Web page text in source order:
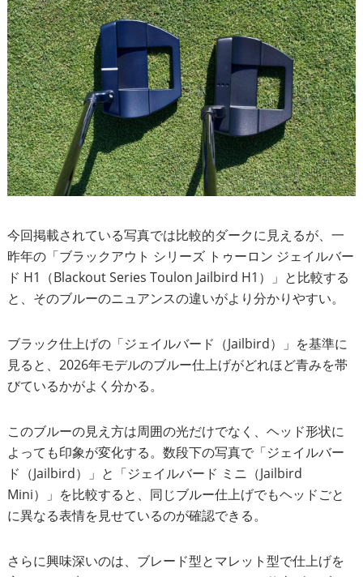
今回掲載されている写真では比較的ダークに見えるが、一
昨年の「ブラックアウト シリーズ トゥーロン ジェイルバー
ド H1（Blackout Series Toulon Jailbird H1）」と比較する
と、そのブルーのニュアンスの違いがより分かりやすい。
ブラック仕上げの「ジェイルバード（Jailbird）」を基準に
見ると、2026年モデルのブルー仕上げがどれほど青みを帯
びているかがよく分かる。
このブルーの見え方は周囲の光だけでなく、ヘッド形状に
よっても印象が変化する。数段下の写真で「ジェイルバー
ド（Jailbird）」と「ジェイルバード ミニ（Jailbird
Mini）」を比較すると、同じブルー仕上げでもヘッドごと
に異なる表情を見せているのが確認できる。
さらに興味深いのは、ブレード型とマレット型で仕上げを